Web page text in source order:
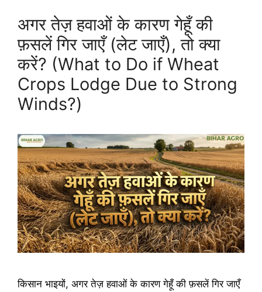
अगर तेज़ हवाओं के कारण गेहूँ की
फ़सलें गिर जाएँ (लेट जाएँ), तो क्या
करें? (What to Do if Wheat
Crops Lodge Due to Strong
Winds?)
किसान भाइयों, अगर तेज़ हवाओं के कारण गेहूँ की फ़सलें गिर जाएँ